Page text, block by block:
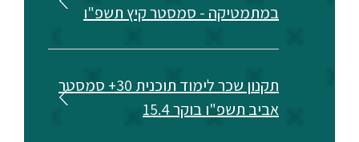
במתמטיקה - סמסטר קיץ תשפ"ו
תקנון שכר לימוד תוכנית 30+ סמסטר
אביב תשפ"ו בוקר 15.4